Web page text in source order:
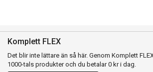
Komplett FLEX
Det blir inte lättare än så här. Genom Komplett
1000-tals produkter och du betalar 0 kr i dag.